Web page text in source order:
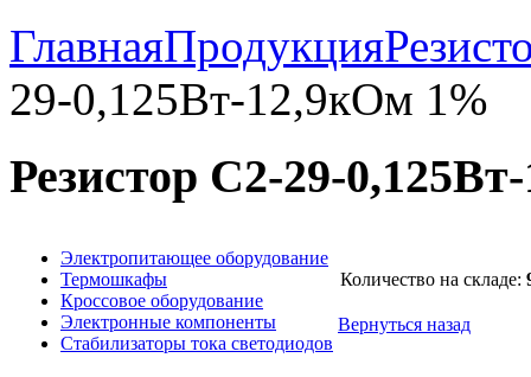
ГлавнаяПродукция
29-0,125Вт-12,9кОм 1%
Резистор С2-29-
Электропитающее оборудование
Термошкафы
Кроссовое оборудование
Электронные компоненты
Стабилизаторы тока светодиодов
Количество на складе:
Вернуться назад